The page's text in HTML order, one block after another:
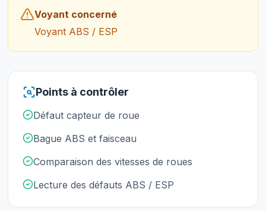
Voyant concerné
Voyant ABS / ESP
Points à contrôler
Défaut capteur de roue
Bague ABS et faisceau
Comparaison des vitesses de roues
Lecture des défauts ABS / ESP